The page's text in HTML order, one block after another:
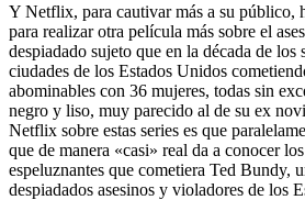
Y Netflix, para cautivar más a su público,
para realizar otra película más sobre el
despiadado sujeto que en la década de los
ciudades de los Estados Unidos
abominables con 36 mujeres, todas sin
negro y liso, muy parecido al de su ex
Netflix sobre estas series es que
que de manera «casi» real da a conocer
espeluznantes que cometiera Ted Bundy,
despiadados asesinos y violadores de los